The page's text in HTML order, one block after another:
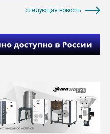
следующая новость